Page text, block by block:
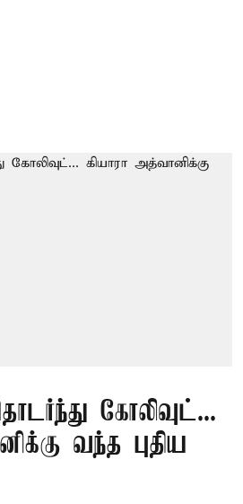
கோலிவுட்...
வந்த புதிய